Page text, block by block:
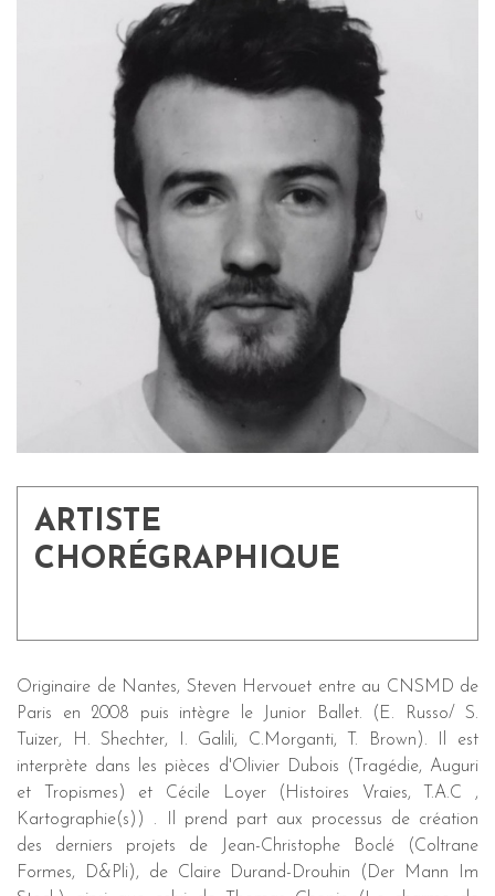
ARTISTE
CHORÉGRAPHIQUE
Originaire de Nantes, Steven Hervouet entre au CNSMD de
Paris en 2008 puis intègre le Junior Ballet. (E. Russo/ S.
Tuizer, H. Shechter, I. Galili, C.Morganti, T. Brown). Il est
interprète dans les pièces d'Olivier Dubois (Tragédie, Auguri
et Tropismes) et Cécile Loyer (Histoires Vraies, T.A.C ,
Kartographie(s)) . Il prend part aux processus de création
des derniers projets de Jean-Christophe Boclé (Coltrane
Formes, D&Pli), de Claire Durand-Drouhin (Der Mann Im